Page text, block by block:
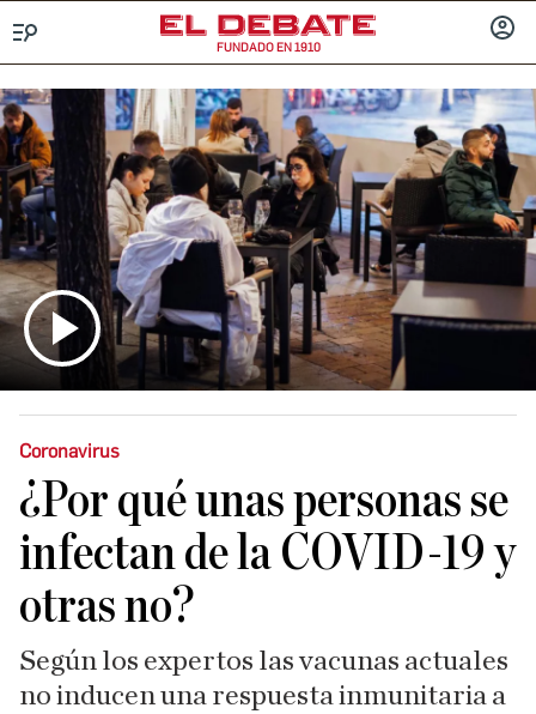
FUNDADO EN 1910
Coronavirus
¿Por qué unas personas se
infectan de la COVID-19 y
otras no?
Según los expertos las vacunas actuales
no inducen una respuesta inmunitaria a